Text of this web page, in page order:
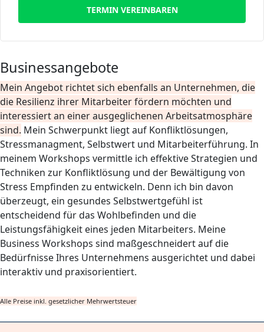
TERMIN VEREINBAREN
Businessangebote
Mein Angebot richtet sich ebenfalls an Unternehmen, die
die Resilienz ihrer Mitarbeiter fördern möchten und
interessiert an einer ausgeglichenen Arbeitsatmosphäre
sind. Mein Schwerpunkt liegt auf Konfliktlösungen,
Stressmanagment, Selbstwert und Mitarbeiterführung. In
meinem Workshops vermittle ich effektive Strategien und
Techniken zur Konfliktlösung und der Bewältigung von
Stress Empfinden zu entwickeln. Denn ich bin davon
überzeugt, ein gesundes Selbstwertgefühl ist
entscheidend für das Wohlbefinden und die
Leistungsfähigkeit eines jeden Mitarbeiters. Meine
Business Workshops sind maßgeschneidert auf die
Bedürfnisse Ihres Unternehmens ausgerichtet und dabei
interaktiv und praxisorientiert.
Alle Preise inkl. gesetzlicher Mehrwertsteuer